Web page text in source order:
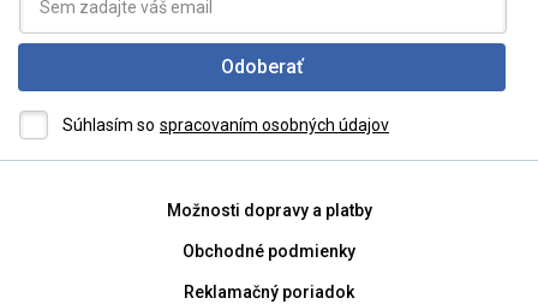
Odoberať
Súhlasím so spracovaním osobných údajov
Možnosti dopravy a platby
Obchodné podmienky
Reklamačný poriadok